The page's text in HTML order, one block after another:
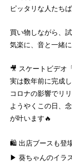
ピッタリな人たちば
買い物しながら、
気楽に、音と一緒
🎥 スケートビデオ
実は数年前に完成
コロナの影響でリ
ようやくこの日、
が叶います🔥
🛍️ 出店ブースも登
▶︎ 葵ちゃんのイラ